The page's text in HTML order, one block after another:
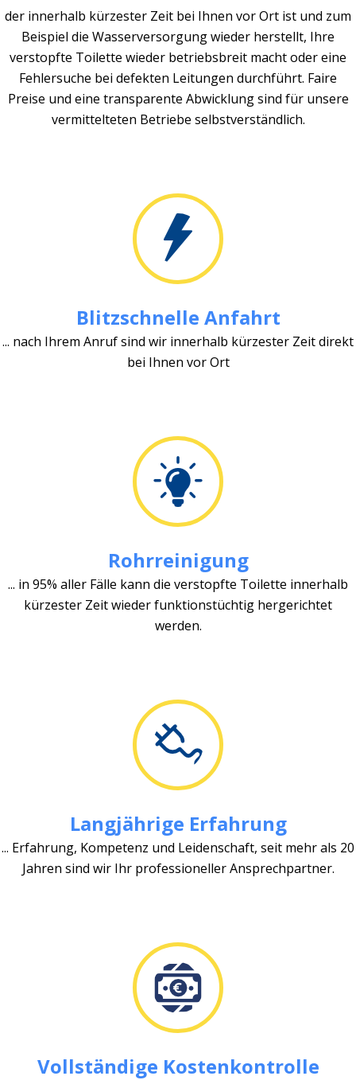
der innerhalb kürzester Zeit bei Ihnen vor Ort ist und zum
Beispiel die Wasserversorgung wieder herstellt, Ihre
verstopfte Toilette wieder betriebsbreit macht oder eine
Fehlersuche bei defekten Leitungen durchführt. Faire
Preise und eine transparente Abwicklung sind für unsere
vermittelteten Betriebe selbstverständlich.
Blitzschnelle Anfahrt
... nach Ihrem Anruf sind wir innerhalb kürzester Zeit direkt
bei Ihnen vor Ort
Rohrreinigung
... in 95% aller Fälle kann die verstopfte Toilette innerhalb
kürzester Zeit wieder funktionstüchtig hergerichtet
werden.
Langjährige Erfahrung
... Erfahrung, Kompetenz und Leidenschaft, seit mehr als 20
Jahren sind wir Ihr professioneller Ansprechpartner.
Vollständige Kostenkontrolle